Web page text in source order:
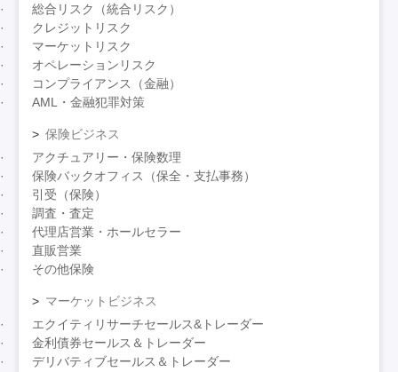
総合リスク（統合リスク）
クレジットリスク
マーケットリスク
オペレーションリスク
コンプライアンス（金融）
AML・金融犯罪対策
保険ビジネス
アクチュアリー・保険数理
保険バックオフィス（保全・支払事務）
引受（保険）
調査・査定
代理店営業・ホールセラー
直販営業
その他保険
マーケットビジネス
エクイティリサーチセールス&トレーダー
金利債券セールス＆トレーダー
デリバティブセールス＆トレーダー